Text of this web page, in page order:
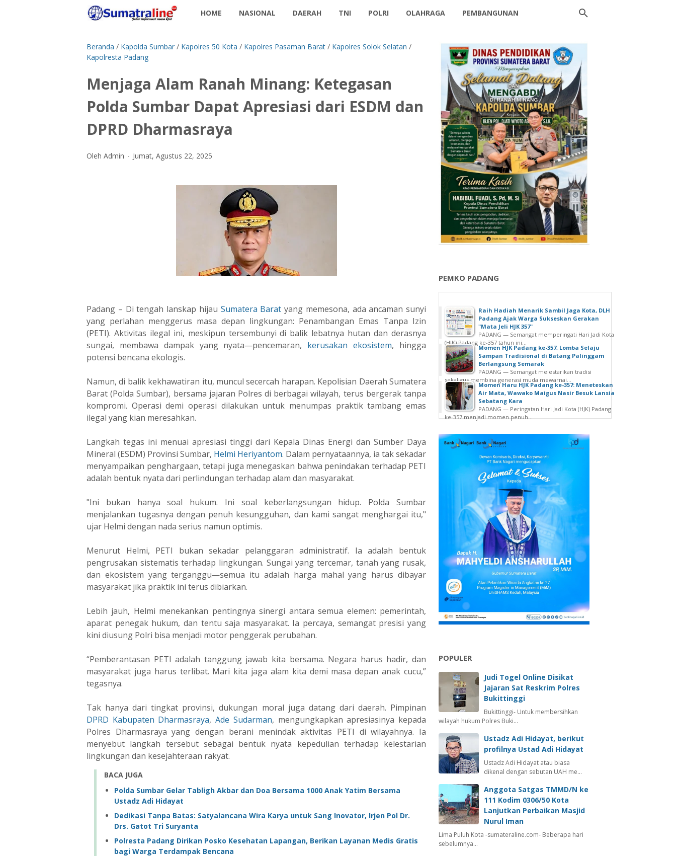
HOME NASIONAL DAERAH TNI POLRI OLAHRAGA PEMBANGUNAN
Beranda / Kapolda Sumbar / Kapolres 50 Kota / Kapolres Pasaman Barat / Kapolres Solok Selatan /
Kapolresta Padang
Menjaga Alam Ranah Minang: Ketegasan
Polda Sumbar Dapat Apresiasi dari ESDM dan
DPRD Dharmasraya
Oleh Admin Jumat, Agustus 22, 2025
Padang – Di tengah lanskap hijau Sumatera Barat yang memesona, ada ancaman sunyi
yang perlahan menggerus masa depan lingkungan: Penambangan Emas Tanpa Izin
(PETI). Aktivitas ilegal ini, meskipun tersembunyi di balik lebatnya hutan dan derasnya
sungai, membawa dampak yang nyata—pencemaran, kerusakan ekosistem, hingga
potensi bencana ekologis.
Namun, di balik kekhawatiran itu, muncul secercah harapan. Kepolisian Daerah Sumatera
Barat (Polda Sumbar), bersama jajaran Polres di berbagai wilayah, terus bergerak tanpa
kompromi. Operasi demi operasi dilakukan untuk menumpas praktik tambang emas
ilegal yang kian meresahkan.
Langkah tegas ini menuai apresiasi tinggi dari Kepala Dinas Energi dan Sumber Daya
Mineral (ESDM) Provinsi Sumbar, Helmi Heriyantom. Dalam pernyataannya, ia tak sekadar
menyampaikan penghargaan, tetapi juga menegaskan bahwa penindakan terhadap PETI
adalah bentuk nyata dari perlindungan terhadap alam dan masyarakat.
"Ini bukan hanya soal hukum. Ini soal keberlangsungan hidup. Polda Sumbar
menjalankan tugasnya dengan penuh kesungguhan, dan kami sangat menghargai itu,"
ujar Helmi dengan nada serius namun optimis.
Menurut Helmi, PETI bukan sekadar pelanggaran administratif. Ia adalah bentuk
pengrusakan sistematis terhadap lingkungan. Sungai yang tercemar, tanah yang rusak,
dan ekosistem yang terganggu—semua itu adalah harga mahal yang harus dibayar
masyarakat jika praktik ini terus dibiarkan.
Lebih jauh, Helmi menekankan pentingnya sinergi antara semua elemen: pemerintah,
aparat penegak hukum, dan tentu saja masyarakat. Ia percaya, semangat presisi yang
kini diusung Polri bisa menjadi motor penggerak perubahan.
“Pemberantasan PETI adalah tanggung jawab kita bersama. Negara harus hadir, dan
masyarakat juga harus terlibat. Mari kita jaga alam kita demi masa depan anak cucu,”
tegasnya.
Tak hanya dari tingkat provinsi, dukungan moral juga datang dari daerah. Pimpinan
DPRD Kabupaten Dharmasraya,Ade Sudarman, mengungkapkan apresiasinya kepada
Polres Dharmasraya yang dengan berani menindak aktivitas PETI di wilayahnya. Ia
menyebut langkah tersebut sebagai bentuk nyata kepedulian terhadap kelestarian
lingkungan dan kesejahteraan rakyat.
BACA JUGA
Polda Sumbar Gelar Tabligh Akbar dan Doa Bersama 1000 Anak Yatim Bersama
Ustadz Adi Hidayat
Dedikasi Tanpa Batas: Satyalancana Wira Karya untuk Sang Inovator, Irjen Pol Dr.
Drs. Gatot Tri Suryanta
Polresta Padang Dirikan Posko Kesehatan Lapangan, Berikan Layanan Medis Gratis
bagi Warga Terdampak Bencana
PEMKO PADANG
Raih Hadiah Menarik Sambil Jaga Kota, DLH
Padang Ajak Warga Sukseskan Gerakan
"Mata Jeli HJK 357"
PADANG — Semangat memperingati Hari Jadi Kota
(HJK) Padang ke-357 tahun ini...
Momen HJK Padang ke-357, Lomba Selaju
Sampan Tradisional di Batang Palinggam
Berlangsung Semarak
PADANG — Semangat melestarikan tradisi
sekaligus membina generasi muda mewarnai...
Momen Haru HJK Padang ke-357: Meneteskan
Air Mata, Wawako Maigus Nasir Besuk Lansia
Sebatang Kara
PADANG — Peringatan Hari Jadi Kota (HJK) Padang
ke-357 menjadi momen penuh...
POPULER
Judi Togel Online Disikat
Jajaran Sat Reskrim Polres
Bukittinggi
Bukittinggi- Untuk membersihkan
wilayah hukum Polres Buki…
Ustadz Adi Hidayat, berikut
profilnya Ustad Adi Hidayat
Ustadz Adi Hidayat atau biasa
dikenal dengan sebutan UAH me…
Anggota Satgas TMMD/N ke
111 Kodim 0306/50 Kota
Lanjutkan Perbaikan Masjid
Nurul Iman
Lima Puluh Kota -sumateraline.com- Beberapa hari
sebelumnya…